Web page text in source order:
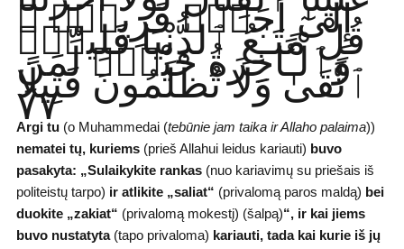
إِلَىٰٓ أَجَلٍۢ قَرِيبٍۢ ۗ
قُلْ مَتَـٰعُ ٱلدُّنْيَا قَلِيلٌۭ
وَٱلْـَٔاخِرَةُ خَيْرٌۭ لِّمَنِ
ٱتَّقَىٰ وَلَا تُظْلَمُونَ فَتِيلًا
٧٧
Argi tu(o Muhammedai (tebūnie jam taika ir Allaho palaima))
nematei tų, kuriems(prieš Allahui leidus kariauti) buvo
pasakyta: „Sulaikykite rankas(nuo kariavimų su priešais iš
politeistų tarpo) ir atlikite „saliat“ (privalomą paros maldą) bei
duokite „zakiat“ (privalomą mokestį) (šalpą)“, ir kai jiems
buvo nustatyta(tapo privaloma) kariauti, tada kai kurie iš jų